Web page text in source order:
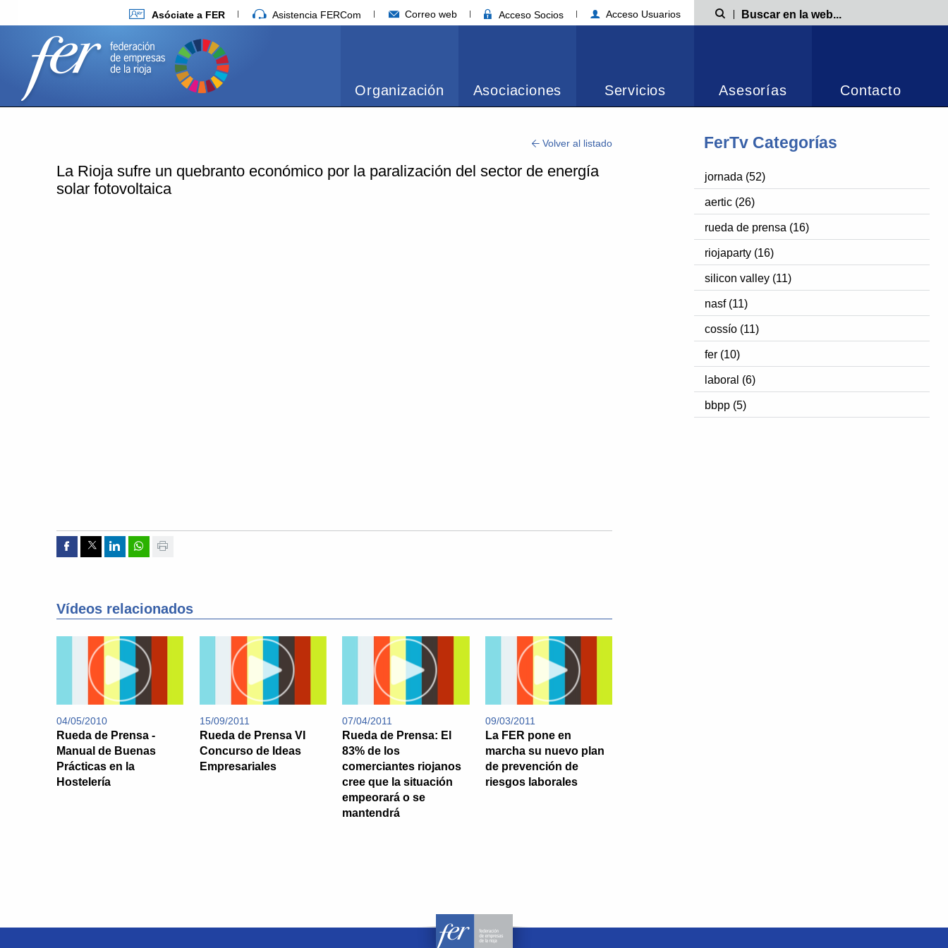
Asóciate a FER Asistencia FERCom Correo web Acceso Socios Acceso Usuarios Búsqueda
Organización Asociaciones Servicios Asesorías Contacto
FerTv Categorías
jornada (52)
aertic (26)
rueda de prensa (16)
riojaparty (16)
silicon valley (11)
nasf (11)
cossío (11)
fer (10)
laboral (6)
bbpp (5)
Volver al listado
La Rioja sufre un quebranto económico por la paralización del sector de energía
solar fotovoltaica
Compartir por Facebook
Compartir por Twitter
Compartir por Linkedin
Compartir por whatsapp
Vídeos relacionados
04/05/2010
Rueda de Prensa -
Manual de Buenas
Prácticas en la
Hostelería
15/09/2011
Rueda de Prensa VI
Concurso de Ideas
Empresariales
07/04/2011
Rueda de Prensa: El
83% de los
comerciantes riojanos
cree que la situación
empeorará o se
mantendrá
09/03/2011
La FER pone en
marcha su nuevo plan
de prevención de
riesgos laborales